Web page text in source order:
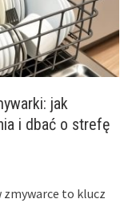
jak
i dbać o strefę
zmywarce to klucz